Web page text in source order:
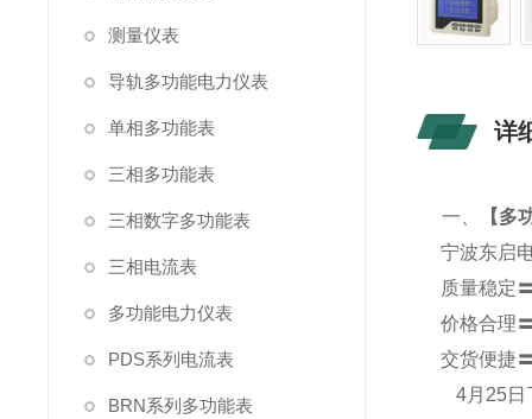
测量仪表
导轨多功能电力仪表
单相多功能表
三相多功能表
三相数字多功能表
三相电流表
多功能电力仪表
PDS系列电流表
BRN系列多功能表
详
一、 【多
宁波东启
质量稳定
价格合理
交货便捷
4月25日